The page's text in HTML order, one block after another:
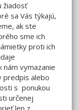
žiadosť
sa Vás týkajú,
ak ste
sme ich
proti ich
vymazanie
predpis alebo
s ponukou
určenej
len z